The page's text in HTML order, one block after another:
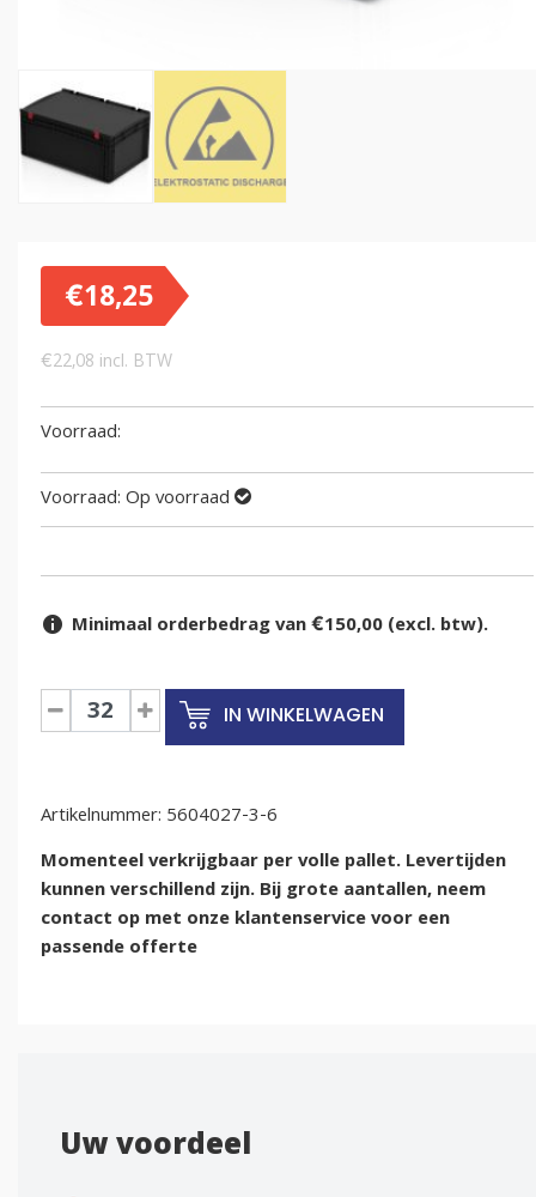
€18,25
€22,08 incl. BTW
Voorraad:
Op voorraad
Minimaal orderbedrag van €150,00 (excl. btw).
ESD
Euronormbak
deksel
aantal
IN WINKELWAGEN
Artikelnummer: 5604027-3-6
Momenteel verkrijgbaar per volle pallet. Levertijden
kunnen verschillend zijn. Bij grote aantallen, neem
contact op met onze klantenservice voor een
passende offerte
Uw voordeel